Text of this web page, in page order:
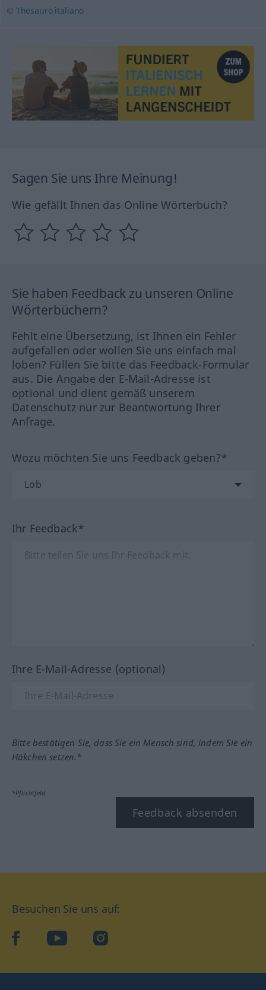
© Thesauro italiano
Sagen Sie uns Ihre Meinung!
Wie gefällt Ihnen das Online Wörterbuch?
Sie haben Feedback zu unseren Online
Wörterbüchern?
Fehlt eine Übersetzung, ist Ihnen ein Fehler
aufgefallen oder wollen Sie uns einfach mal
loben? Füllen Sie bitte das Feedback-Formular
aus. Die Angabe der E-Mail-Adresse ist
optional und dient gemäß unserem
Datenschutz nur zur Beantwortung Ihrer
Anfrage.
Wozu möchten Sie uns Feedback geben?*
Ihr Feedback*
Ihre E-Mail-Adresse (optional)
Bitte bestätigen Sie, dass Sie ein Mensch sind, indem Sie ein
Häkchen setzen.*
*Pflichtfeld
Feedback absenden
Besuchen Sie uns auf:
facebookYouTube Instagram